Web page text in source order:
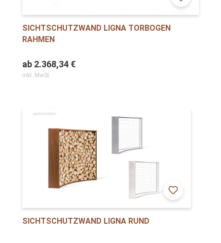
SICHTSCHUTZWAND LIGNA TORBOGEN
RAHMEN
ab 2.368,34 €
inkl. MwSt
SICHTSCHUTZWAND LIGNA RUND